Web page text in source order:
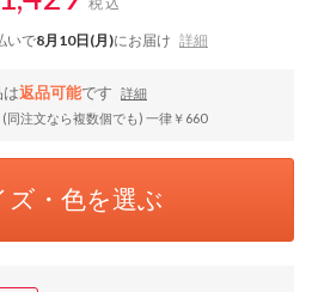
いで8月10日(月)にお届け 詳細
は返品可能です
詳細
同注文なら複数個でも) 一律￥660
ズ・色を選ぶ